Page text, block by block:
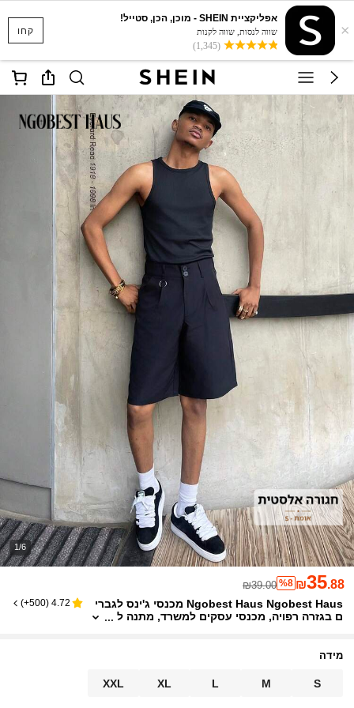
קחו ×
אפליקציית SHEIN - מוכן, הכן, סטייל!
שווה לנסות, שווה לקנות
(1,345)
1/6
₪35.88
%8
₪39.00
Ngobest Haus Ngobest Haus מכנסי ג'ינס לגברי
ם בגזרה רפויה, מכנסי עסקים למשרד, מתנה ל
4.72
(
500+
)
מידה
S
M
L
XL
XXL